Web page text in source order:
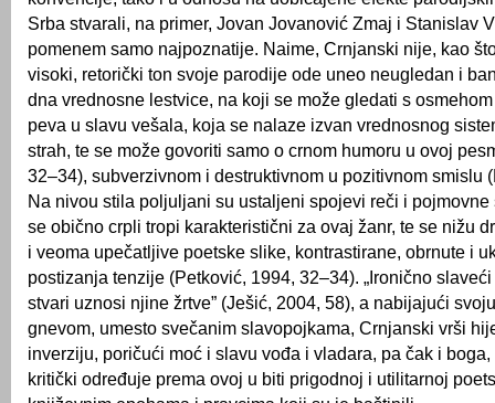
Srba stvarali, na primer, Jovan Jovanović Zmaj i Stanislav
pomenem samo najpoznatije. Naime, Crnjanski nije, kao
visoki, retorički ton svoje parodije ode uneo neugledan i
dna vrednosne lestvice, na koji se može gledati s
peva u slavu vešala, koja se nalaze izvan vrednosnog
strah, te se može govoriti samo o crnom humoru u ovoj
32–34), subverzivnom i destruktivnom u pozitivnom smislu
Na nivou stila poljuljani su ustaljeni spojevi reči i pojmovne
se obično crpli tropi karakteristični za ovaj žanr, te se nižu
i veoma upečatljive poetske slike, kontrastirane, obrnute i
postizanja tenzije (Petković, 1994, 32–34). „Ironično
stvari uznosi njine žrtve” (Ješić, 2004, 58), a nabijajući
gnevom, umesto svečanim slavopojkama, Crnjanski vrši
inverziju, poričući moć i slavu vođa i vladara, pa čak i
kritički određuje prema ovoj u biti prigodnoj i utilitarnoj